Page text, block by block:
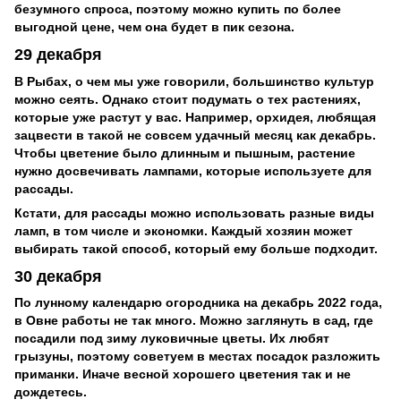
безумного спроса, поэтому можно купить по более
выгодной цене, чем она будет в пик сезона.
29 декабря
В Рыбах, о чем мы уже говорили, большинство культур
можно сеять. Однако стоит подумать о тех растениях,
которые уже растут у вас. Например, орхидея, любящая
зацвести в такой не совсем удачный месяц как декабрь.
Чтобы цветение было длинным и пышным, растение
нужно досвечивать лампами, которые используете для
рассады.
Кстати, для рассады можно использовать разные виды
ламп, в том числе и экономки. Каждый хозяин может
выбирать такой способ, который ему больше подходит.
30 декабря
По лунному календарю огородника на декабрь 2022 года,
в Овне работы не так много. Можно заглянуть в сад, где
посадили под зиму луковичные цветы. Их любят
грызуны, поэтому советуем в местах посадок разложить
приманки. Иначе весной хорошего цветения так и не
дождетесь.